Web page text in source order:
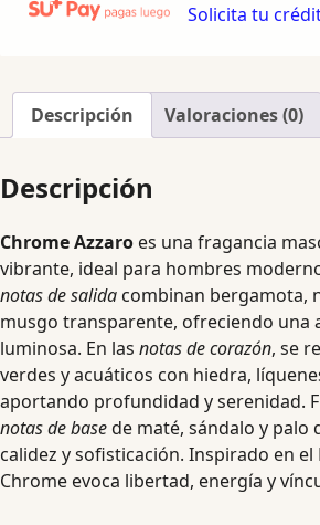
Solicita tu
Descripción Valoraciones (0)
Descripción
Chrome Azzaro es una fragancia
vibrante, ideal para hombres
notas de salida combinan bergamota,
musgo transparente, ofreciendo una
luminosa. En las notas de corazón, se
verdes y acuáticos con hiedra,
aportando profundidad y serenidad.
notas de basede maté, sándalo y palo
calidez y sofisticación. Inspirado en
Chrome evoca libertad, energía y